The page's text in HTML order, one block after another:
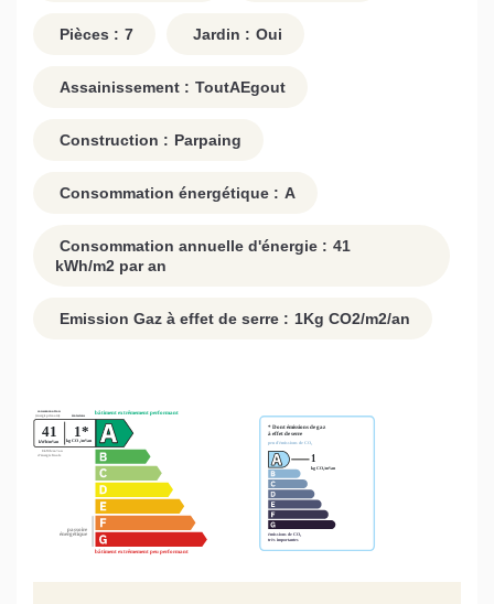
Pièces : 7 Jardin : Oui
Assainissement : ToutAEgout
Construction : Parpaing
Consommation énergétique : A
Consommation annuelle d'énergie : 41
kWh/m2 par an
Emission Gaz à effet de serre : 1Kg CO2/m2/an